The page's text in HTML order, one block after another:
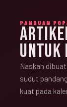
PANDUAN
Naskah
sudut
kuat pada